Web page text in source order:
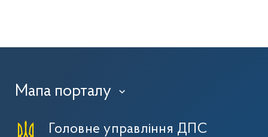
Мапа порталу ›
Головне управління ДПС